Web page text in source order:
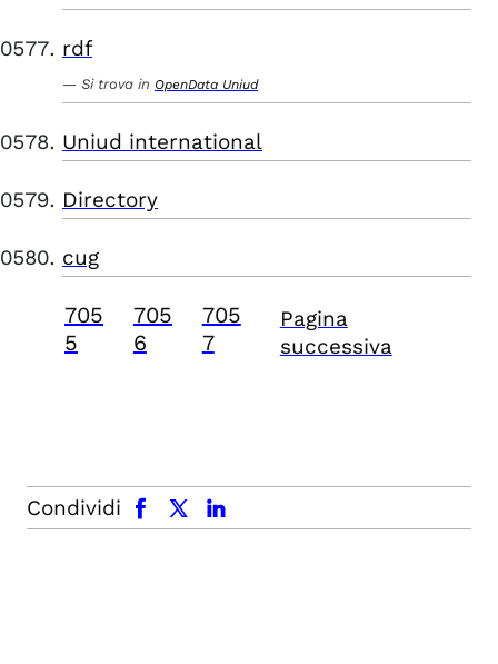
rdf
Si trova in OpenData Uniud
Uniud international
Directory
cug
705
5
705
6
705
7
Pagina
successiva
Condividi
facebook x.com linkedin